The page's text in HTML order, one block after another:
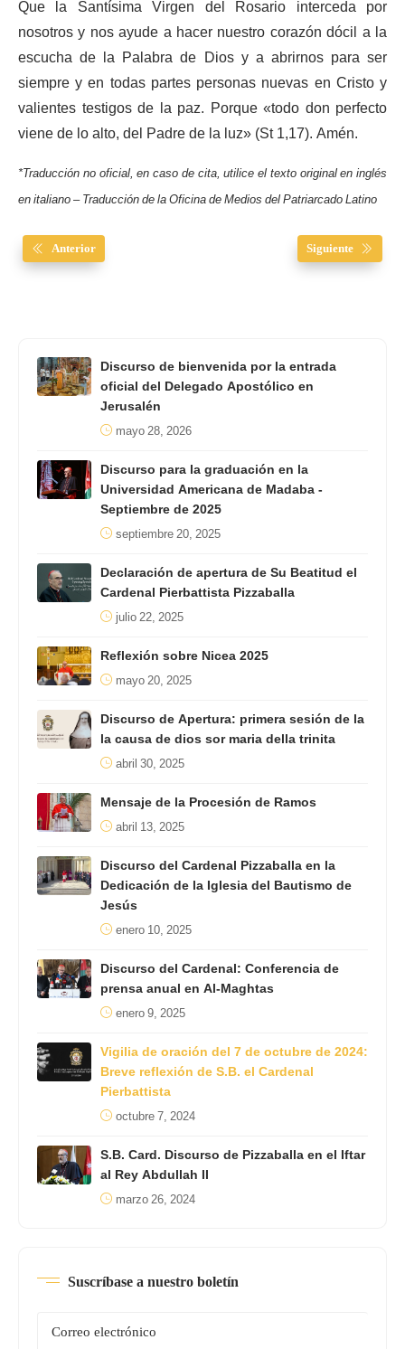
Que la Santísima Virgen del Rosario interceda por
nosotros y nos ayude a hacer nuestro corazón dócil a la
escucha de la Palabra de Dios y a abrirnos para ser
siempre y en todas partes personas nuevas en Cristo y
valientes testigos de la paz. Porque «todo don perfecto
viene de lo alto, del Padre de la luz» (St 1,17). Amén.
*Traducción no oficial, en caso de cita, utilice el texto original en inglés
en italiano – Traducción de la Oficina de Medios del Patriarcado Latino
Anterior Siguiente
Discurso de bienvenida por la entrada
oficial del Delegado Apostólico en
Jerusalén
mayo 28, 2026
Discurso para la graduación en la
Universidad Americana de Madaba -
Septiembre de 2025
septiembre 20, 2025
Declaración de apertura de Su Beatitud el
Cardenal Pierbattista Pizzaballa
julio 22, 2025
Reflexión sobre Nicea 2025
mayo 20, 2025
Discurso de Apertura: primera sesión de la
la causa de dios sor maria della trinita
abril 30, 2025
Mensaje de la Procesión de Ramos
abril 13, 2025
Discurso del Cardenal Pizzaballa en la
Dedicación de la Iglesia del Bautismo de
Jesús
enero 10, 2025
Discurso del Cardenal: Conferencia de
prensa anual en Al-Maghtas
enero 9, 2025
Vigilia de oración del 7 de octubre de 2024:
Breve reflexión de S.B. el Cardenal
Pierbattista
octubre 7, 2024
S.B. Card. Discurso de Pizzaballa en el Iftar
al Rey Abdullah II
marzo 26, 2024
Suscríbase a nuestro boletín